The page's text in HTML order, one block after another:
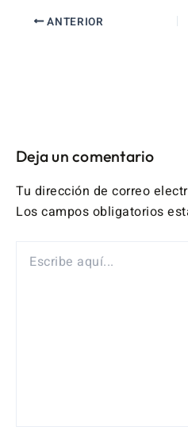
ANTERIOR
Deja un comentario
Tu dirección de correo
Los campos obligatorios
AQUÍ...